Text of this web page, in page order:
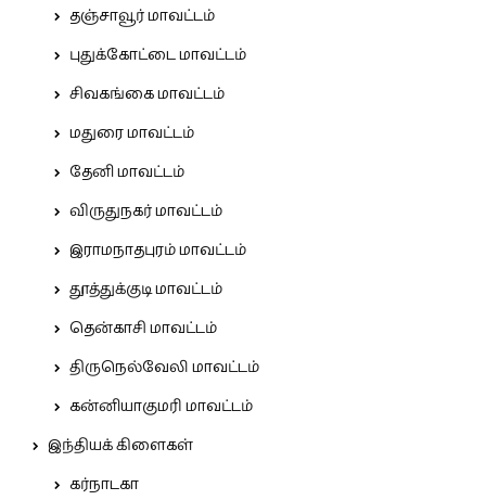
தஞ்சாவூர் மாவட்டம்
புதுக்கோட்டை மாவட்டம்
சிவகங்கை மாவட்டம்
மதுரை மாவட்டம்
தேனி மாவட்டம்
விருதுநகர் மாவட்டம்
இராமநாதபுரம் மாவட்டம்
தூத்துக்குடி மாவட்டம்
தென்காசி மாவட்டம்
திருநெல்வேலி மாவட்டம்
கன்னியாகுமரி மாவட்டம்
இந்தியக் கிளைகள்
கர்நாடகா